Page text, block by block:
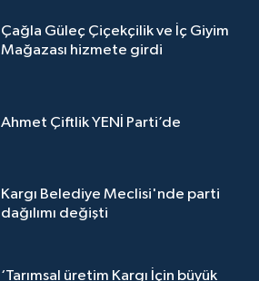
Çağla Güleç Çiçekçilik ve İç Giyim
Mağazası hizmete girdi
Ahmet Çiftlik YENİ Parti’de
Kargı Belediye Meclisi'nde parti
dağılımı değişti
‘Tarımsal üretim Kargı İçin büyük